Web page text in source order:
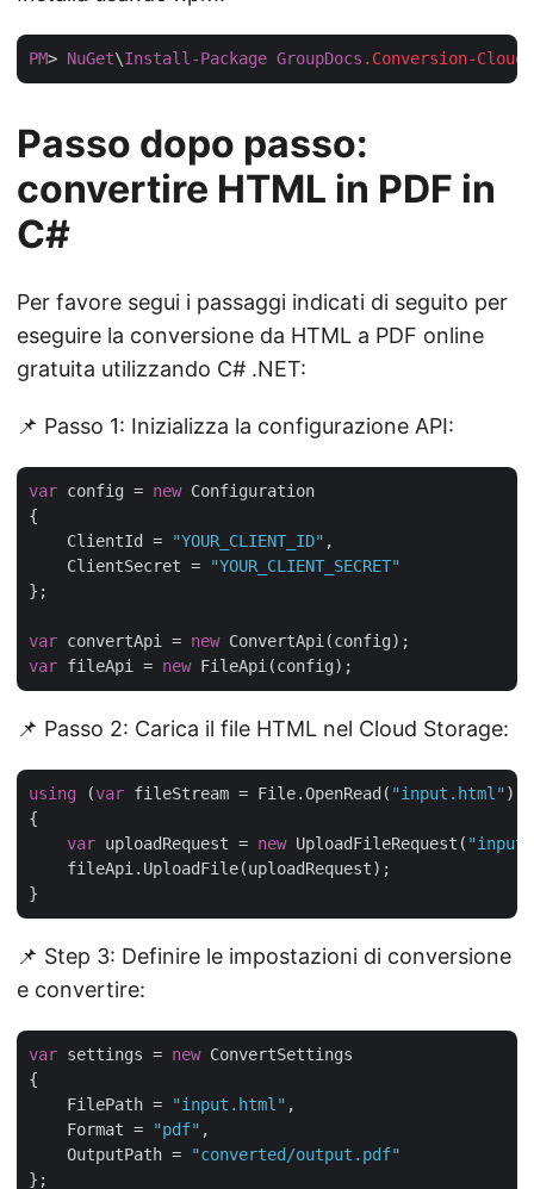
PM> NuGet\Install-Package GroupDocs .Conversion-Cloud
Passo dopo passo:
convertire HTML in PDF in
C#
Per favore segui i passaggi indicati di seguito per
eseguire la conversione da HTML a PDF online
gratuita utilizzando C# .NET:
📌 Passo 1: Inizializza la configurazione API:
var config = new Configuration
{
    ClientId =
"YOUR_CLIENT_ID" ,
    ClientSecret =
"YOUR_CLIENT_SECRET"
};
var convertApi = new
var fileApi = new
📌 Passo 2: Carica il file HTML nel Cloud Storage:
using (var fileStream = File.OpenRead( "input.html" ))
{
var uploadRequest = new UploadFileRequest(
    fileApi.UploadFile(uploadRequest);
📌 Step 3: Definire le impostazioni di conversione
e convertire:
var settings = new ConvertSettings
{
    FilePath =
"input.html" ,
    Format =
"pdf" ,
    OutputPath =
"converted/output.pdf"
};